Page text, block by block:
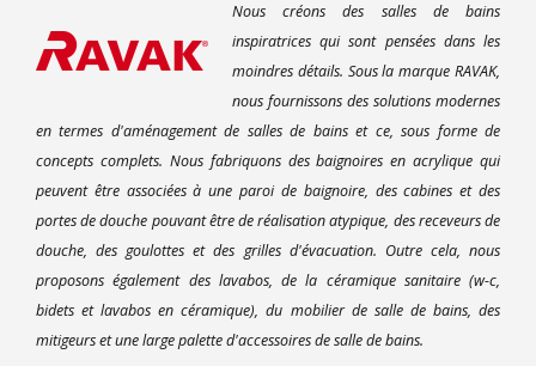
Nous créons des salles de bains
inspiratrices qui sont pensées dans les
moindres détails. Sous la marque RAVAK,
nous fournissons des solutions modernes
en termes d'aménagement de salles de bains et ce, sous forme de
concepts complets. Nous fabriquons des baignoires en acrylique qui
peuvent être associées à une paroi de baignoire, des cabines et des
portes de douche pouvant être de réalisation atypique, des receveurs de
douche, des goulottes et des grilles d'évacuation. Outre cela, nous
proposons également des lavabos, de la céramique sanitaire (w-c,
bidets et lavabos en céramique), du mobilier de salle de bains, des
mitigeurs et une large palette d'accessoires de salle de bains.